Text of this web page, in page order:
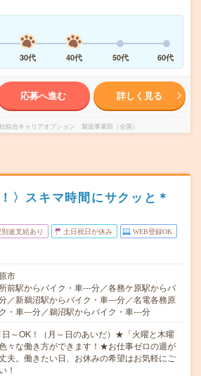
30代 40代 50代 60代
応募へ進む 詳しく見る
綜合キャリアオプション 製造事業部（全国）
〉スキマ時間にサクッと＊
途支給あり 土日祝日が休み WEB登録OK
市
前駅からバイク・車---分／各務ケ原駅からバ
／新鵜沼駅からバイク・車---分／名電各務原
・車---分／鵜沼駅からバイク・車---分
～OK！（月～日のあいだ）★「火曜と木曜
々な働き方ができます！★お仕事ゼロの週が
夫。働きたい日、お休みの希望はお気軽にご
！